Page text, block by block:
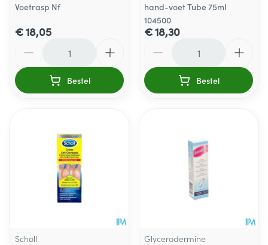
Voetrasp Nf
€ 18,05
Bestel
hand-voet Tube 75ml
104500
€ 18,30
Bestel
Scholl
Glycerodermine